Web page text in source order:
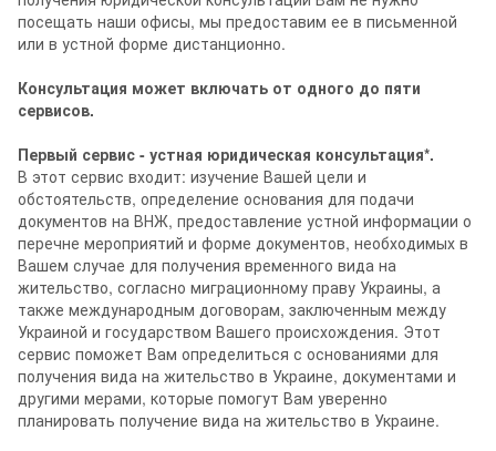
посещать наши офисы, мы предоставим ее в письменной
или в устной форме дистанционно.
Консультация может включать от одного до пяти
сервисов.
Первый сервис - устная юридическая консультация*.
В этот сервис входит: изучение Вашей цели и
обстоятельств, определение основания для подачи
документов на ВНЖ, предоставление устной информации о
перечне мероприятий и форме документов, необходимых в
Вашем случае для получения временного вида на
жительство, согласно миграционному праву Украины, а
также международным договорам, заключенным между
Украиной и государством Вашего происхождения. Этот
сервис поможет Вам определиться с основаниями для
получения вида на жительство в Украине, документами и
другими мерами, которые помогут Вам уверенно
планировать получение вида на жительство в Украине.